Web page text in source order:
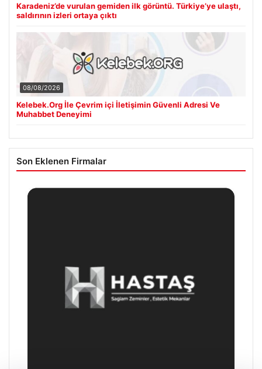
Karadeniz’de vurulan gemiden ilk görüntü. Türkiye’ye ulaştı,
saldırının izleri ortaya çıktı
08/08/2026
Kelebek.Org İle Çevrim içi İletişimin Güvenli Adresi Ve
Muhabbet Deneyimi
Son Eklenen Firmalar